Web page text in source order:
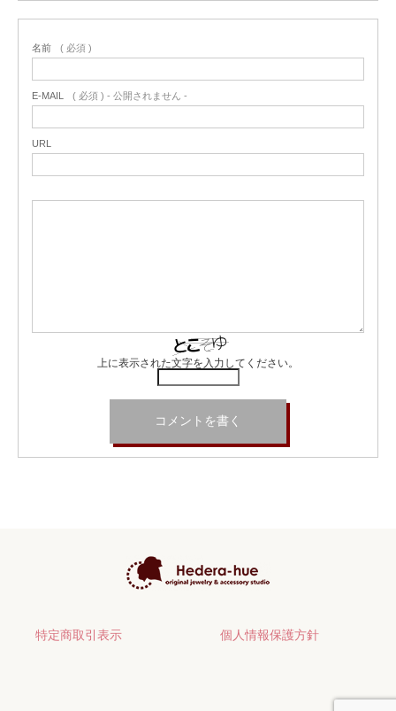
名前 ( 必須 )
E-MAIL ( 必須 ) - 公開されません -
URL
上に表示された文字を入力してください。
特定商取引表示 個人情報保護方針